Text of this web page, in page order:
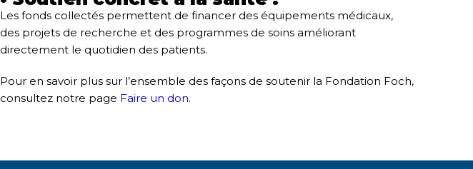
Les fonds collectés permettent de financer des équipements médicaux,
des projets de recherche et des programmes de soins améliorant
directement le quotidien des patients.
Pour en savoir plus sur l’ensemble des façons de soutenir la Fondation Foch,
consultez notre page Faire un don.